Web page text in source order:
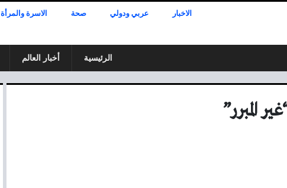
الاخبار عربي ودولي صحة الاسرة والمرأة
الرئيسية أخبار العالم
المبرر”